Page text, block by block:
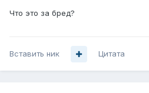
Что это за бред?
Вставить ник Цитата